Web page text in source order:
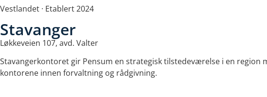
Vestlandet · Etablert 2024
Stavanger​
Løkkeveien 107, avd. Valter
Stavangerkontoret gir Pensum en strategisk tilstedeværelse i en
kontorene innen forvaltning og rådgivning.